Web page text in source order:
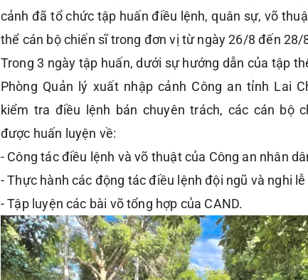
cảnh đã tổ chức tập huấn điều lệnh, quân sự, võ
thể cán bộ chiến sĩ trong đơn vị từ ngày 26/8 đến 28/
Trong 3 ngày tập huấn, dưới sự hướng dẫn của tập
Phòng Quản lý xuất nhập cảnh Công an tỉnh Lai
kiểm tra điều lệnh bán chuyên trách, các cán bộ
được huấn luyện về:
- Công tác điều lệnh và võ thuật của Công an nhân
- Thực hành các động tác điều lệnh đội ngũ và nghi lễ
- Tập luyện các bài võ tổng hợp của CAND.